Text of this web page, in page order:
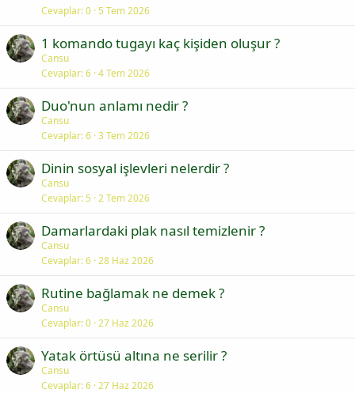
Cevaplar 0 5 Tem 2026
1 komando tugayı kaç kişiden oluşur ?
Cansu
Cevaplar 6 4 Tem 2026
Duo'nun anlamı nedir ?
Cansu
Cevaplar 6 3 Tem 2026
Dinin sosyal işlevleri nelerdir ?
Cansu
Cevaplar 5 2 Tem 2026
Damarlardaki plak nasıl temizlenir ?
Cansu
Cevaplar 6 28 Haz 2026
Rutine bağlamak ne demek ?
Cansu
Cevaplar 0 27 Haz 2026
Yatak örtüsü altına ne serilir ?
Cansu
Cevaplar 6 27 Haz 2026